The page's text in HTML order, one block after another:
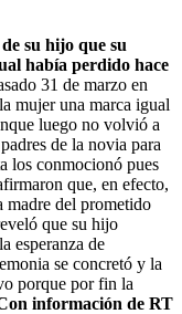
su hijo que su
había perdido hace
31 de marzo en
mujer una marca igual
luego no volvió a
de la novia para
los conmocionó pues
que, en efecto,
madre del prometido
que su hijo
esperanza de
se concretó y la
porque por fin la
información de RT